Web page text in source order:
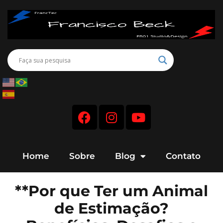
Home Sobre Blog Contato
**Por que Ter um Animal
de Estimação?